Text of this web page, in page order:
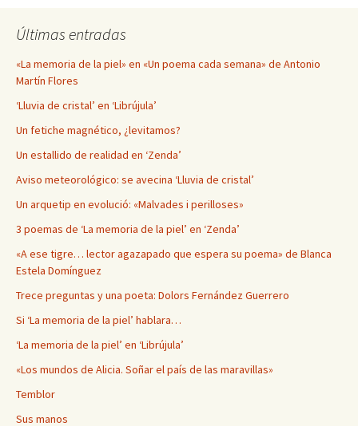
Últimas entradas
«La memoria de la piel» en «Un poema cada semana» de Antonio
Martín Flores
‘Lluvia de cristal’ en ‘Librújula’
Un fetiche magnético, ¿levitamos?
Un estallido de realidad en ‘Zenda’
Aviso meteorológico: se avecina ‘Lluvia de cristal’
Un arquetip en evolució: «Malvades i perilloses»
3 poemas de ‘La memoria de la piel’ en ‘Zenda’
«A ese tigre… lector agazapado que espera su poema» de Blanca
Estela Domínguez
Trece preguntas y una poeta: Dolors Fernández Guerrero
Si ‘La memoria de la piel’ hablara…
‘La memoria de la piel’ en ‘Librújula’
«Los mundos de Alicia. Soñar el país de las maravillas»
Temblor
Sus manos